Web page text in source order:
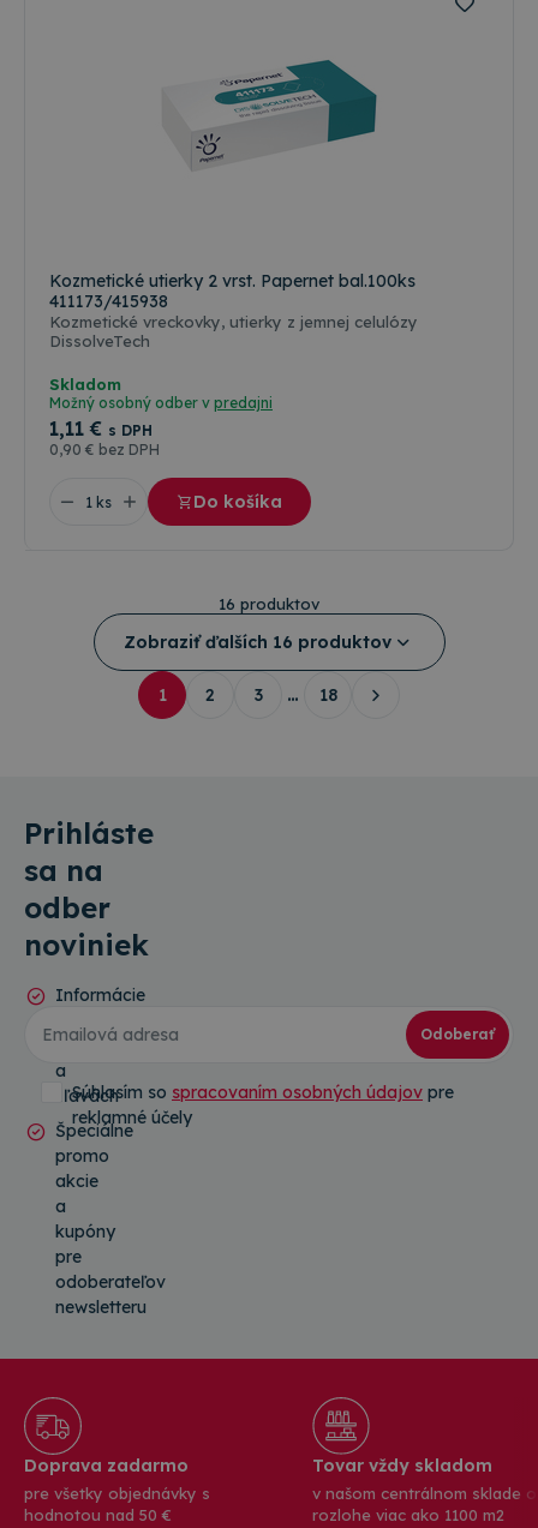
Kozmetické utierky 2 vrst. Papernet bal.100ks
411173/415938
Kozmetické vreckovky, utierky z jemnej celulózy
DissolveTech
Skladom
Možný osobný odber v predajni
1,11 € s DPH
0,90 € bez DPH
Do košíka
16 produktov
Zobraziť ďalších 16 produktov
1 2 3 … 18
Prihláste
sa na
odber
noviniek
Informácie
novinkách
a
zľavách
Špeciálne
promo
akcie
a
kupóny
pre
odoberateľov
newsletteru
Odoberať
Súhlasím so spracovaním osobných údajov pre
reklamné účely
Doprava zadarmo
pre všetky objednávky s
hodnotou nad 50 €
Tovar vždy skladom
v našom centrálnom sklade o
rozlohe viac ako 1100 m2